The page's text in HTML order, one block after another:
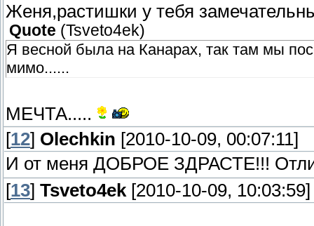
Женя,растишки у тебя
Quote (Tsveto4ek)
Я весной была на Канарах, так там мы
мимо......
МЕЧТА.....
[12] Olechkin [2010-10-09, 00:07:11]
И от меня ДОБРОЕ ЗДРАСТЕ!!!
[13] Tsveto4ek [2010-10-09, 10:03:59]